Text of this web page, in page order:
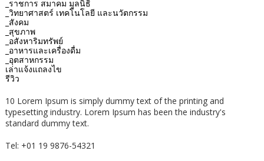
_ราชการ สมาคม มูลนิธิ
_วิทยาศาสตร์ เทคโนโลยี และนวัตกรรม
_สังคม
_สุขภาพ
_อสังหาริมทรัพย์
_อาหารและเครื่องดื่ม
_อุตสาหกรรม
เล่าแจ้งแถลงไข
รีวิว
10 Lorem Ipsum is simply dummy text of the printing and
typesetting industry. Lorem Ipsum has been the industry's
standard dummy text.
Tel: +01 19 9876-54321